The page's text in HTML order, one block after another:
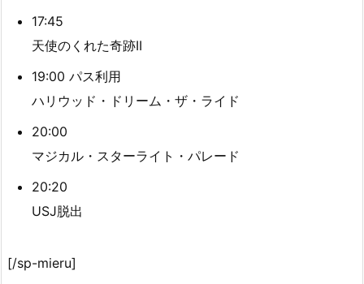
17:45
天使のくれた奇跡II
19:00 パス利用
ハリウッド・ドリーム・ザ・ライド
20:00
マジカル・スターライト・パレード
20:20
USJ脱出
[/sp-mieru]